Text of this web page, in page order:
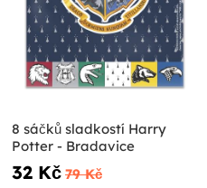
8 sáčků sladkostí Harry
Potter - Bradavice
32 Kč 79 Kč